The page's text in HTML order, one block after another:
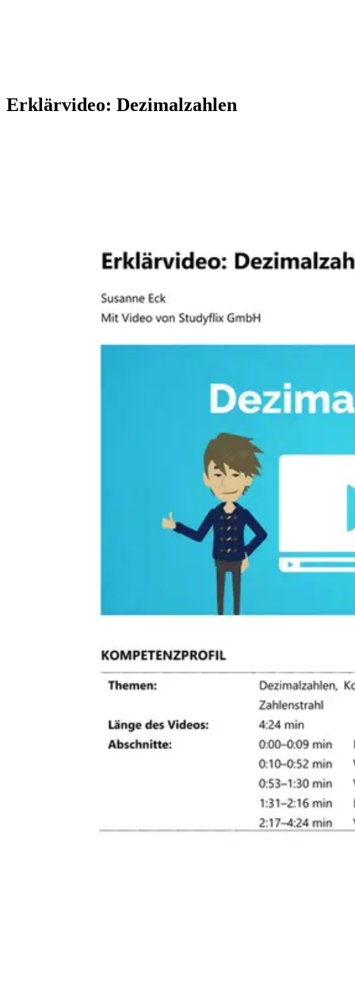
Erklärvideo: Dezimalzahlen